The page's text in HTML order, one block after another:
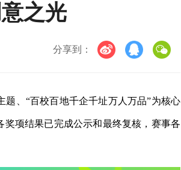
之光
分享到：
、“百校百地千企千址万人万品”为核心
项结果已完成公示和最终复核，赛事各